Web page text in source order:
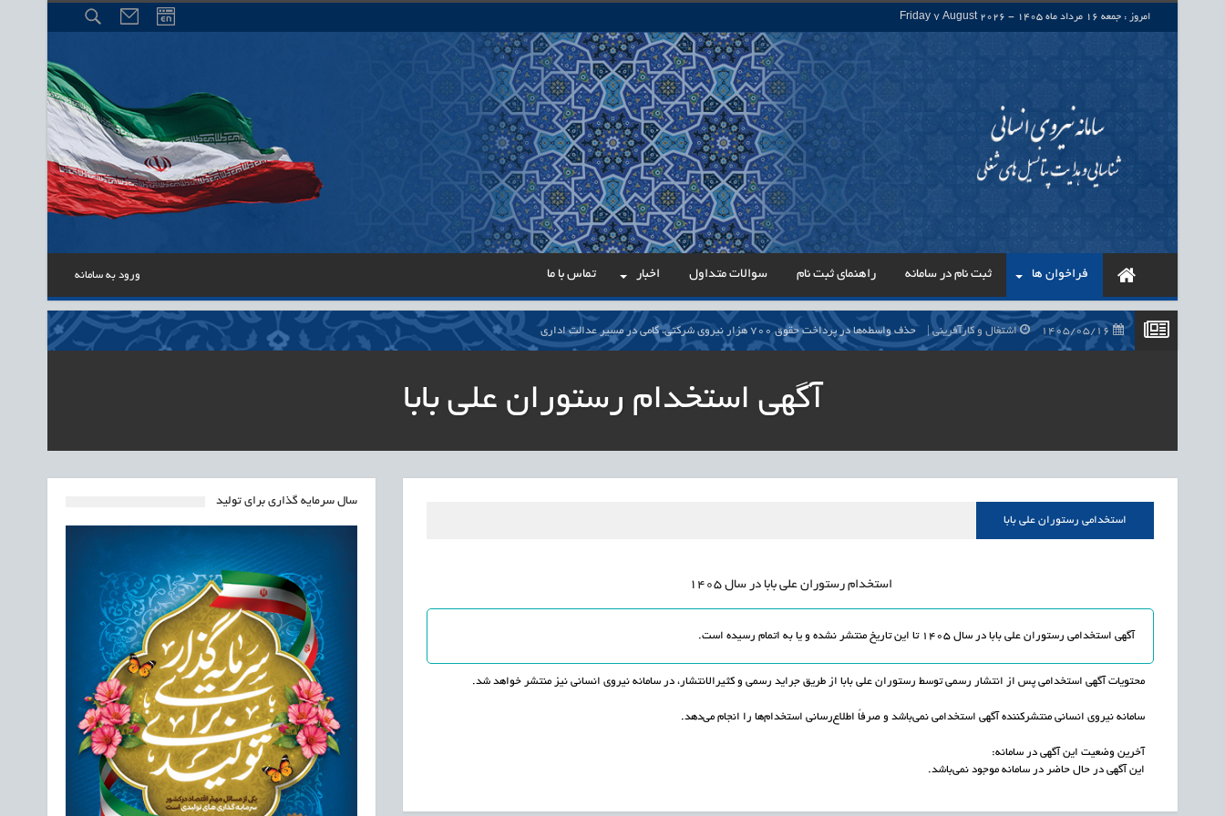
امروز : جمعه 16 مرداد ماه 1405 - Friday 7 August 2026
فراخوان ها ثبت نام در سامانه راهنمای ثبت نام سوالات متداول اخبار تماس با ما ورود به سامانه
اشتغال و کارآفرینی حذف واسطه‌ها در پرداخت حقوق ۷۰۰ هزار نیروی شرکتی، گامی در مسیر عدالت اداری
رئیس مرکز منابع انسانی آموزش‌وپرورش: داوطلبان ردصلاحیت‌شده حق اعتراض دارند
1405/05/16 اشتغال و کارآفرینی راه‌اندازی «کارخانه نوآوری مینیاتوری فرآورده‌های گیاهی و طبیعی» در دستور کار معاونت علمی
آگهی استخدام رستوران علی بابا
استخدامی رستوران علی بابا
استخدام رستوران علی بابا در سال 1405
آگهی استخدامی رستوران علی بابا در سال 1405 تا این تاریخ منتشر نشده و یا به اتمام رسیده است.
محتویات آگهی استخدامی پس از انتشار رسمی توسط رستوران علی بابا از طریق جراید رسمی و کثیرالانتشار، در سامانه نیروی انسانی نیز منتشر خواهد شد.
سامانه نیروی انسانی منتشرکننده آگهی استخدامی نمی‌باشد و صرفاً اطلاع‌رسانی استخدام‌ها را انجام می‌دهد.
آخرین وضعیت این آگهی در سامانه:
این آگهی در حال حاضر در سامانه موجود نمی‌باشد.
سال سرمایه گذاری برای تولید